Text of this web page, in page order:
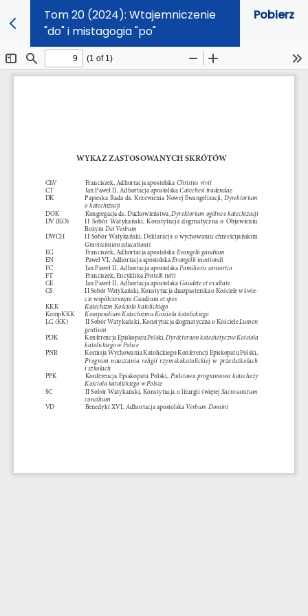
Tom 20 (2024): Wtajemniczenie
"do" i mistagogia "po"
Pobierz